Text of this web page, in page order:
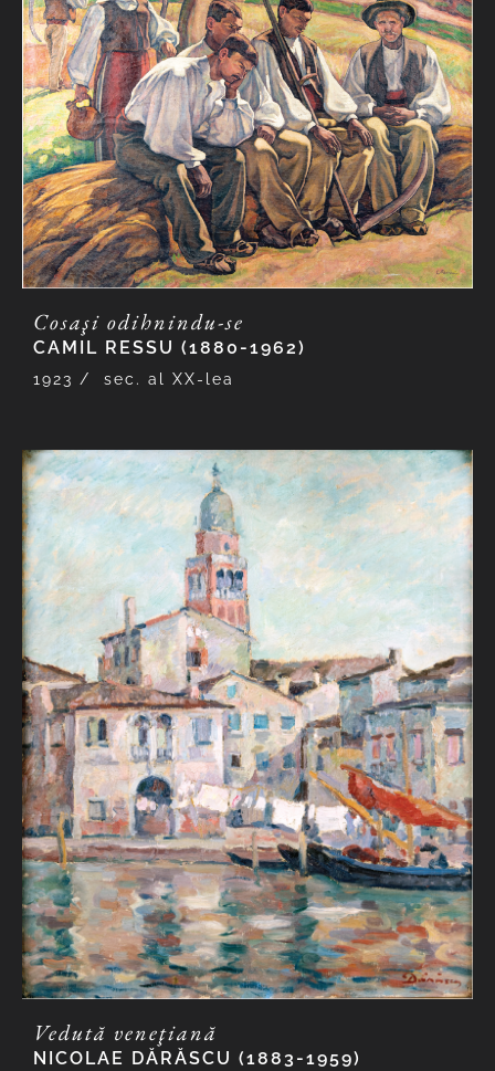
Cosaşi odihnindu-se
CAMIL RESSU (1880-1962)
1923 / sec. al XX-lea
Vedută veneţiană
NICOLAE DĂRĂSCU (1883-1959)